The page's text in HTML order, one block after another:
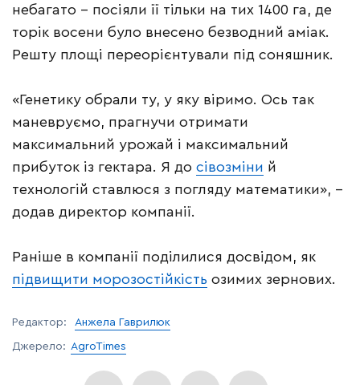
небагато – посіяли її тільки на тих 1400 га, де
торік восени було внесено безводний аміак.
Решту площі переорієнтували під соняшник.
«Генетику обрали ту, у яку віримо. Ось так
маневруємо, прагнучи отримати
максимальний урожай і максимальний
прибуток із гектара. Я до сівозміни й
технологій ставлюся з погляду математики», –
додав директор компанії.
Раніше в компанії поділилися досвідом, як
підвищити морозостійкість озимих зернових.
Редактор: Анжела Гаврилюк
Джерело: AgroTimes